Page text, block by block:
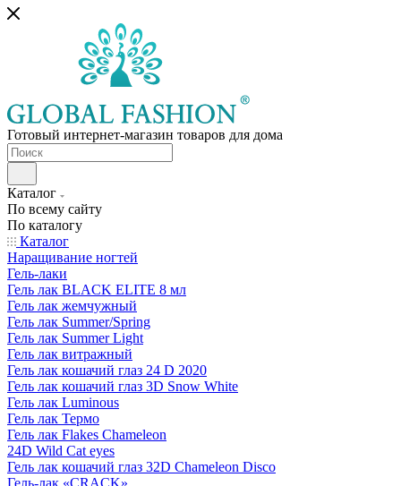
Готовый интернет-магазин товаров для дома
Каталог
По всему сайту
По каталогу
Каталог
Наращивание ногтей
Гель-лаки
Гель лак BLACK ELITE 8 мл
Гель лак жемчужный
Гель лак Summer/Spring
Гель лак Summer Light
Гель лак витражный
Гель лак кошачий глаз 24 D 2020
Гель лак кошачий глаз 3D Snow White
Гель лак Luminous
Гель лак Термо
Гель лак Flakes Chameleon
24D Wild Cat eyes
Гель лак кошачий глаз 32D Chameleon Disco
Гель-лак «CRACK»